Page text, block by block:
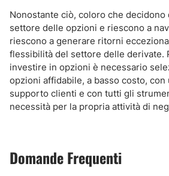
Nonostante ciò, coloro che
settore delle opzioni e riescono a
riescono a generare ritorni
flessibilità del settore delle derivate.
investire in opzioni è necessario
opzioni affidabile, a basso costo, con
supporto clienti e con tutti gli
necessità per la propria attività di
Domande Frequenti